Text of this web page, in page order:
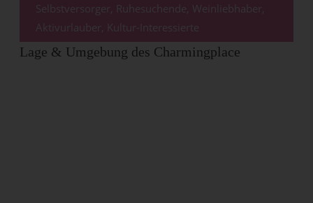
Selbstversorger, Ruhesuchende, Weinliebhaber,
Aktivurlauber, Kultur-Interessierte
Lage & Umgebung des Charmingplace